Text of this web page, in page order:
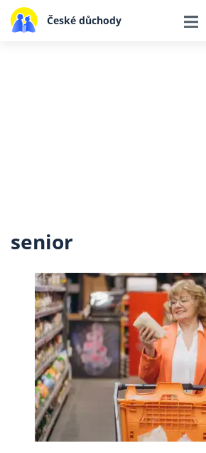
České důchody
senior